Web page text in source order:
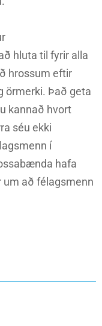
hluta til fyrir alla
hrossum eftir
örmerki. Það geta
kannað hvort
séu ekki
í
hafa
um að félagsmenn